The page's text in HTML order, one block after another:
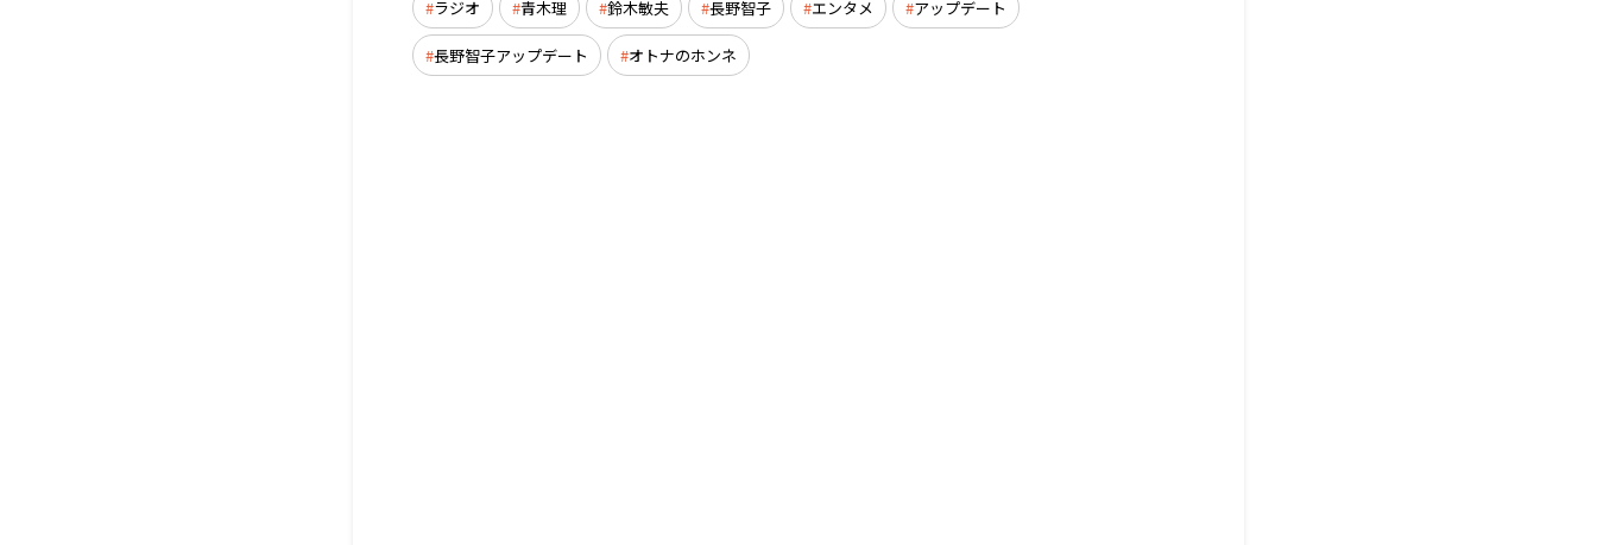
ラジオ 青木理 鈴木敏夫 長野智子 エンタメ アップデート
長野智子アップデート オトナのホンネ